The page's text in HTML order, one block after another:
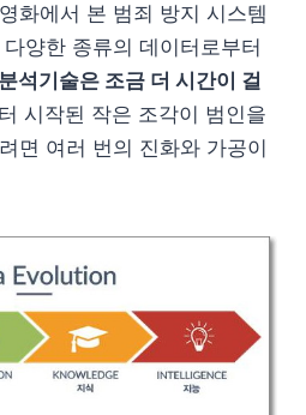
화에서 본 범죄 방지 시스템
양한 종류의 데이터로부터
석기술은 조금 더 시간이 걸
시작된 작은 조각이 범인을
면 여러 번의 진화와 가공이